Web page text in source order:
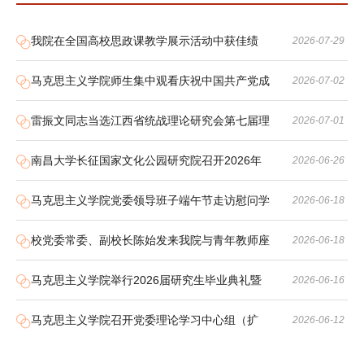
2026-07-29
我院在全国高校思政课教学展示活动中获佳绩
2026-07-02
马克思主义学院师生集中观看庆祝中国共产党成
立105周年大会 2026-07-01
雷振文同志当选江西省统战理论研究会第七届理
事会会长 2026-06-26
南昌大学长征国家文化公园研究院召开2026年
工作推进会 2026-06-18
马克思主义学院党委领导班子端午节走访慰问学
子 2026-06-18
校党委常委、副校长陈始发来我院与青年教师座
谈交流 2026-06-16
马克思主义学院举行2026届研究生毕业典礼暨
学位授予仪式 2026-06-12
马克思主义学院召开党委理论学习中心组（扩